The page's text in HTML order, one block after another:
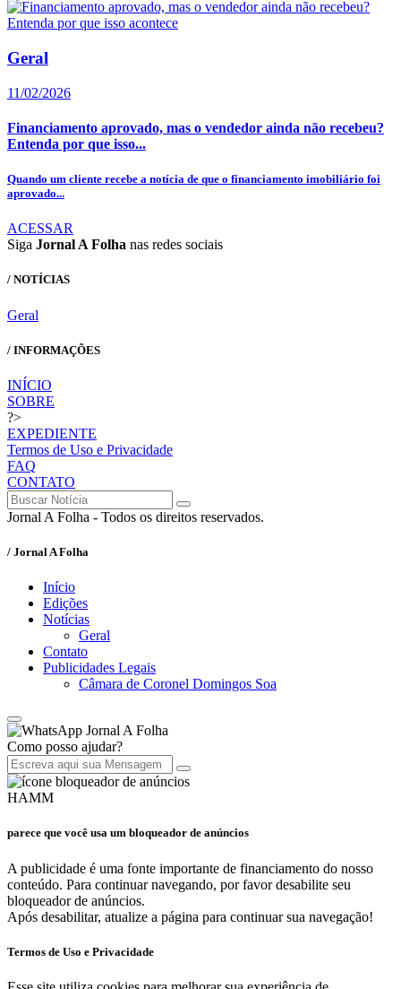
Geral
11/02/2026
Financiamento aprovado, mas o vendedor ainda não recebeu?
Entenda por que isso...
Quando um cliente recebe a notícia de que o financiamento imobiliário foi
aprovado...
ACESSAR
Siga Jornal A Folha nas redes sociais
/ NOTÍCIAS
Geral
/ INFORMAÇÕES
INÍCIO
SOBRE
?>
EXPEDIENTE
Termos de Uso e Privacidade
FAQ
CONTATO
Jornal A Folha - Todos os direitos reservados.
/ Jornal A Folha
Início
Edições
Notícias
Geral
Contato
Publicidades Legais
Câmara de Coronel Domingos Soa
Jornal A Folha
Como posso ajudar?
HAMM
parece que você usa um bloqueador de anúncios
A publicidade é uma fonte importante de financiamento do nosso
conteúdo. Para continuar navegando, por favor desabilite seu
bloqueador de anúncios.
Após desabilitar, atualize a página para continuar sua navegação!
Termos de Uso e Privacidade